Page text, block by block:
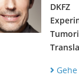
DKFZ